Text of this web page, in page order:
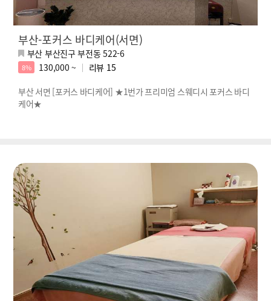
부산-포커스 바디케어(서면)
부산 부산진구 부전동 522-6
8% 130,000 ~ 리뷰 15
부산 서면 [포커스 바디케어] ★1번가 프리미엄 스웨디시 포커스 바디
케어★